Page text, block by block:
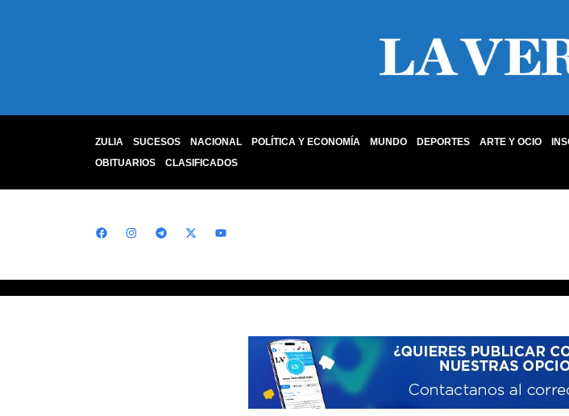
ZULIA SUCESOS NACIONAL POLÍTICA Y ECONOMÍA MUNDO DEPORTES ARTE Y OCIO
OBITUARIOS
CLASIFICADOS